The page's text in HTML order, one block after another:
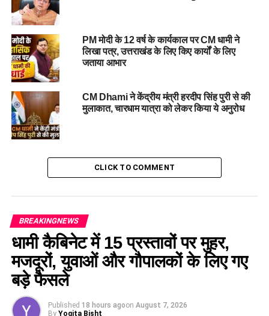
PM मोदी के 12 वर्ष के कार्यकाल पर CM धामी ने
लिखा पत्र, उत्तराखंड के लिए किए कार्यों के लिए
जताया आभार
CM Dhami ने केंद्रीय मंत्री हरदीप सिंह पुरी से की
मुलाकात, चारधाम यात्रा को लेकर किया ये अनुरोध
CLICK TO COMMENT
BREAKINGNEWS
धामी कैबिनेट में 15 प्रस्तावों पर मुहर,
मजदूरों, युवाओं और गौपालकों के लिए गए
बड़े फैसले
Published 18 hours agoon August 7, 2026
By Yogita Bisht